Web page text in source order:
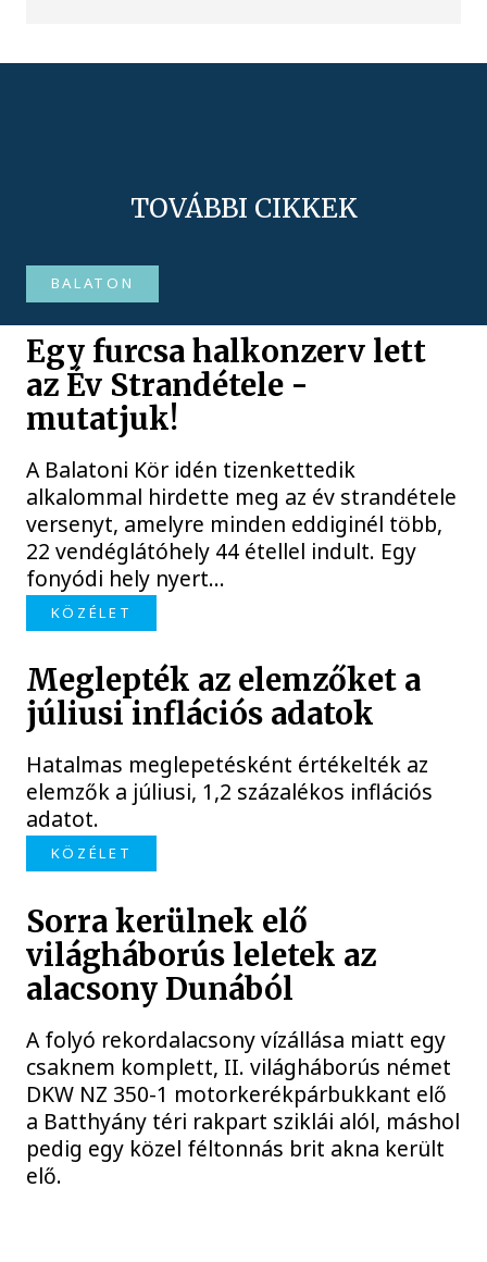
TOVÁBBI CIKKEK
BALATON
Egy furcsa halkonzerv lett
az Év Strandétele -
mutatjuk!
A Balatoni Kör idén tizenkettedik
alkalommal hirdette meg az év strandétele
versenyt, amelyre minden eddiginél több,
22 vendéglátóhely 44 étellel indult. Egy
fonyódi hely nyert...
KÖZÉLET
Meglepték az elemzőket a
júliusi inflációs adatok
Hatalmas meglepetésként értékelték az
elemzők a júliusi, 1,2 százalékos inflációs
adatot.
KÖZÉLET
Sorra kerülnek elő
világháborús leletek az
alacsony Dunából
A folyó rekordalacsony vízállása miatt egy
csaknem komplett, II. világháborús német
DKW NZ 350-1 motorkerékpárbukkant elő
a Batthyány téri rakpart sziklái alól, máshol
pedig egy közel féltonnás brit akna került
elő.